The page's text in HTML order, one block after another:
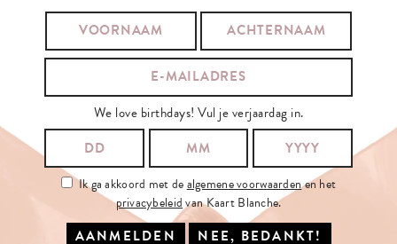
We love birthdays! Vul je verjaardag in.
Ik ga akkoord met dealgemene voorwaardenen het
privacybeleidvan Kaart Blanche.